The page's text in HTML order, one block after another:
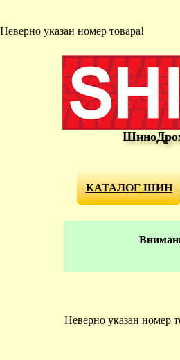
Неверно указан номер товара!
КАТАЛОГ ШИН
Неверно указан номер